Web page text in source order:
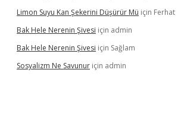
Limon Suyu Kan Şekerini Düşürür Mü için Ferhat
Bak Hele Nerenin Şivesi için admin
Bak Hele Nerenin Şivesi için Sağlam
Sosyalizm Ne Savunur için admin